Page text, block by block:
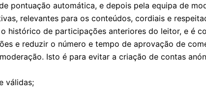
pontuação automática, e depois pela equipa de
relevantes para os conteúdos, cordiais e
histórico de participações anteriores do leitor, e é
e reduzir o número e tempo de aprovação de
Isto é para evitar a criação de contas
válidas;